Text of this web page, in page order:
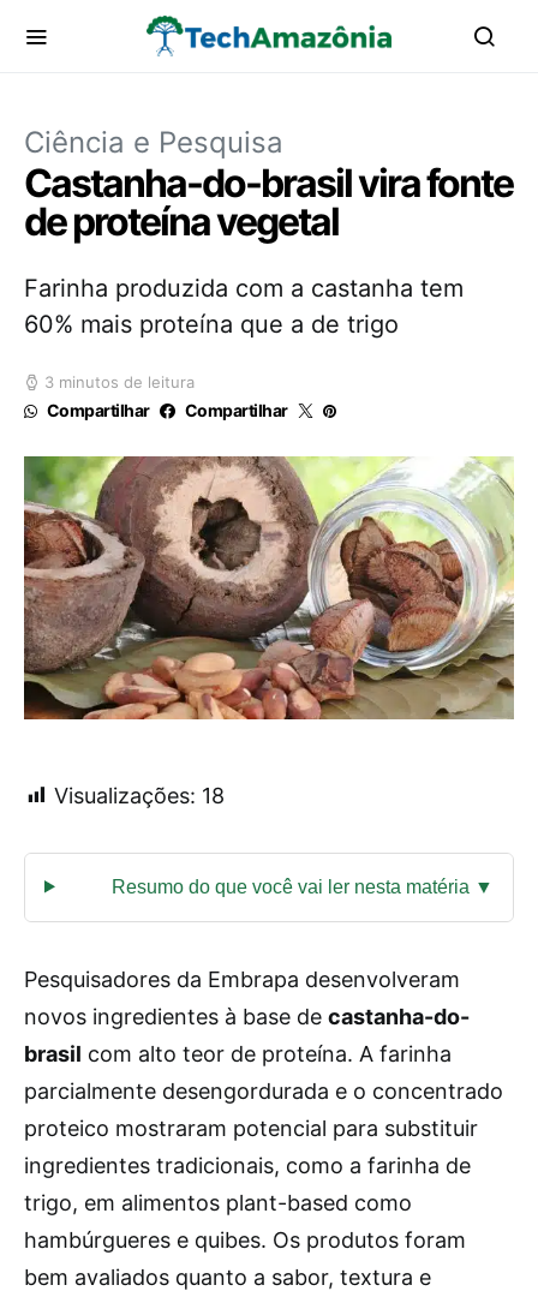
Ciência e Pesquisa
Castanha-do-brasil vira fonte
de proteína vegetal
Farinha produzida com a castanha tem
60% mais proteína que a de trigo
3 minutos de leitura
Compartilhar Compartilhar
Visualizações: 18
Pesquisadores da Embrapa desenvolveram
novos ingredientes à base de castanha-do-
brasil com alto teor de proteína. A farinha
parcialmente desengordurada e o concentrado
proteico mostraram potencial para substituir
ingredientes tradicionais, como a farinha de
trigo, em alimentos plant-based como
hambúrgueres e quibes. Os produtos foram
bem avaliados quanto a sabor, textura e